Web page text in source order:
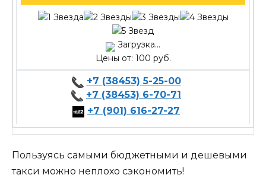
Загрузка...
Цены от: 100 руб.
+7 (38453) 5-25-00
+7 (38453) 6-70-71
+7 (901) 616-27-27
Пользуясь самыми бюджетными и дешевыми
такси можно неплохо сэкономить!